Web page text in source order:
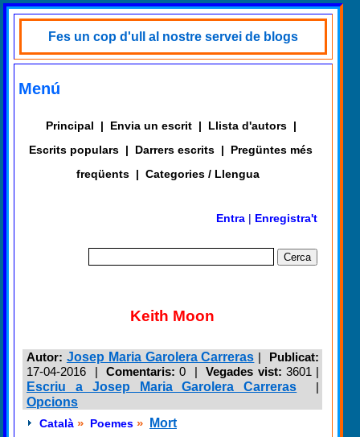
Fes un cop d'ull al nostre servei de blogs
Menú
Principal | Envia un escrit | Llista d'autors |
Escrits populars | Darrers escrits |
Pregüntes més
freqüents | Categories / Llengua
Entra | Enregistra't
Keith Moon
Autor: Josep Maria Garolera Carreras | Publicat:
17-04-2016 | Comentaris: 0 |Vegades vist: 3601 |
Escriu a Josep Maria Garolera Carreras |
Opcions
Català » Poemes » Mort